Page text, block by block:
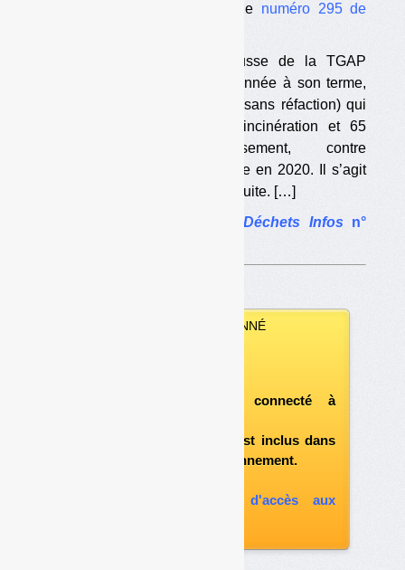
pour les personnes achetant le numéro 295 de
Le dernier calendrier de hausse de la TGAP
instauré en 2019 arrive cette année à son terme,
avec des tarifs « nominaux » (sans réfaction) qui
atteignent 25 €/tonne pour l’incinération et 65
€/tonne pour l’enfouissement, contre
respectivement 12 et 25 €/tonne en 2020. Il s’agit
donc maintenant d’imaginer la suite. […]
Déchets Infos n°
VOUS ÊTES ABONNÉ
après vous être connecté à
et si le document est inclus dans
votre formule d'abonnement.
souscrire à l'option d'accès aux